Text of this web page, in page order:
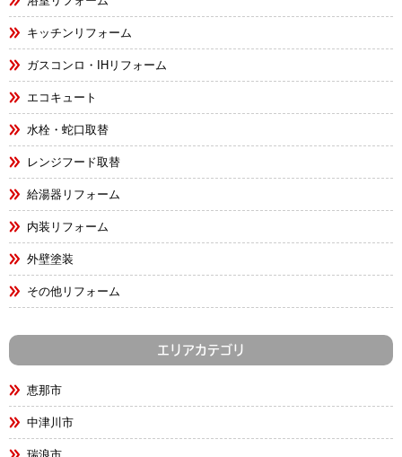
キッチンリフォーム
ガスコンロ・IHリフォーム
エコキュート
水栓・蛇口取替
レンジフード取替
給湯器リフォーム
内装リフォーム
外壁塗装
その他リフォーム
エリアカテゴリ
恵那市
中津川市